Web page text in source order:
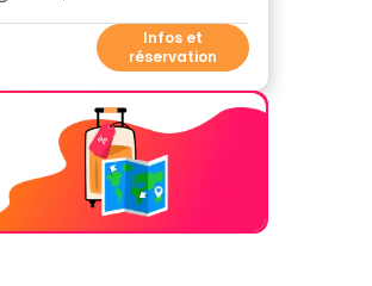
Infos et
réservation